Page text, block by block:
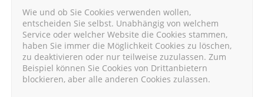
Wie und ob Sie Cookies verwenden wollen,
entscheiden Sie selbst. Unabhängig von welchem
Service oder welcher Website die Cookies stammen,
haben Sie immer die Möglichkeit Cookies zu löschen,
zu deaktivieren oder nur teilweise zuzulassen. Zum
Beispiel können Sie Cookies von Drittanbietern
blockieren, aber alle anderen Cookies zulassen.